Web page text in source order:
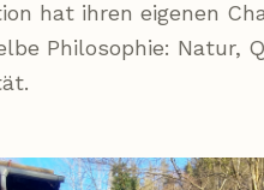
hat ihren eigenen
Philosophie: Natur,